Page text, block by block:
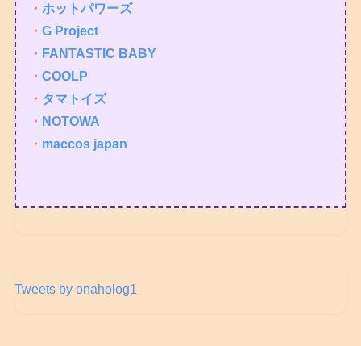
・ ホットパワーズ
・ G Project
・ FANTASTIC BABY
・ COOLP
・ タマトイズ
・ NOTOWA
・ maccos japan
Tweets by onaholog1